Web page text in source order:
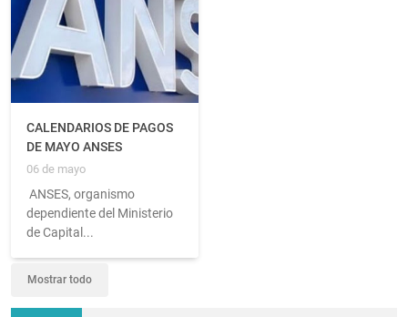
CALENDARIOS DE PAGOS
DE MAYO ANSES
06 de mayo
ANSES, organismo
dependiente del Ministerio
de Capital...
Mostrar todo